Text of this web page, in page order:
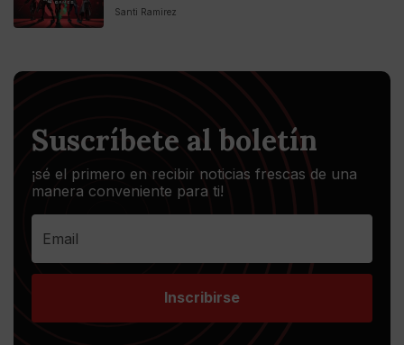
Santi Ramirez
Suscríbete al boletín
¡sé el primero en recibir noticias frescas de una
manera conveniente para ti!
Inscribirse